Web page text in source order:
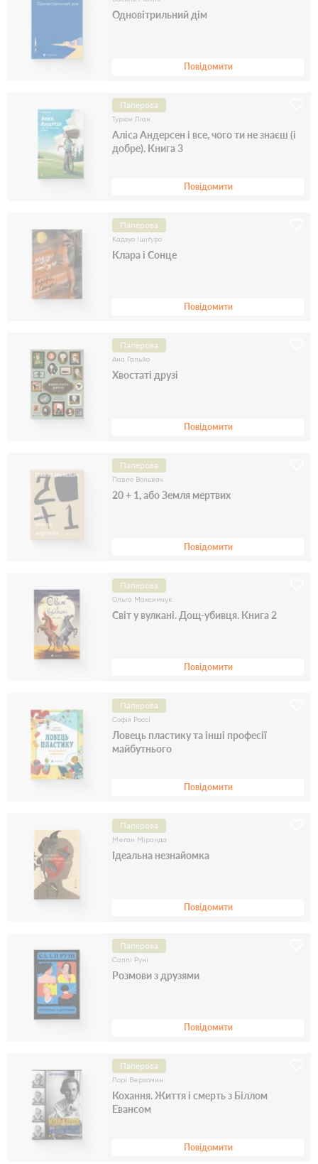
Одновітрильний дім
Повідомити
Паперова
Турюн Ліан
Аліса Андерсен і все, чого ти не знаєш (і
добре). Книга 3
Повідомити
Паперова
Кадзуо Ішіґуро
Клара і Сонце
Повідомити
Паперова
Ана Гальйо
Хвостаті друзі
Повідомити
Паперова
Павло Вольвач
20 + 1, або Земля мертвих
Повідомити
Паперова
Ольга Максимчук
Світ у вулкані. Дощ-убивця. Книга 2
Повідомити
Паперова
Софія Россі
Ловець пластику та інші професії
майбутнього
Повідомити
Паперова
Меґан Міранда
Ідеальна незнайомка
Повідомити
Паперова
Саллі Руні
Розмови з друзями
Повідомити
Паперова
Лорі Верхомин
Кохання. Життя і смерть з Біллом
Евансом
Повідомити